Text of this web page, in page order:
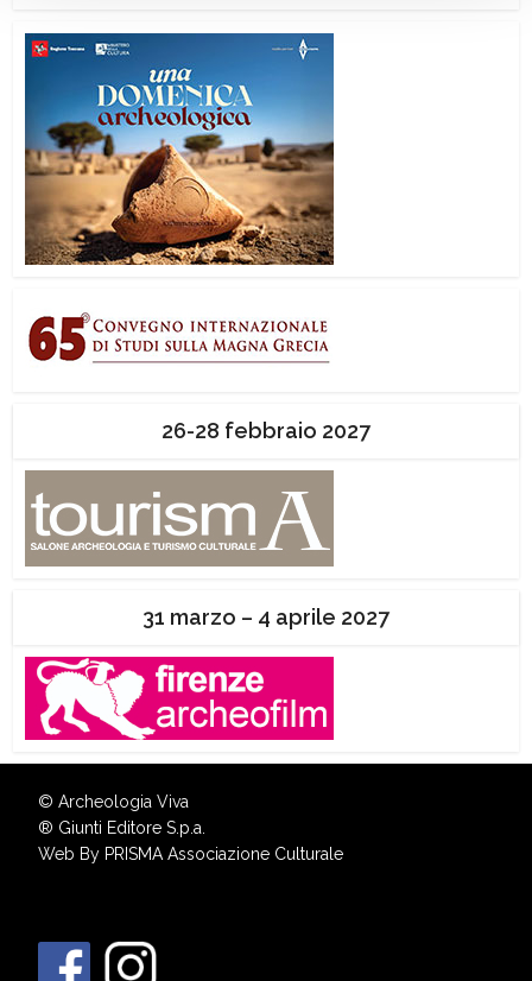
26-28 febbraio 2027
31 marzo – 4 aprile 2027
© Archeologia Viva
® Giunti Editore S.p.a.
Web By PRISMA Associazione Culturale